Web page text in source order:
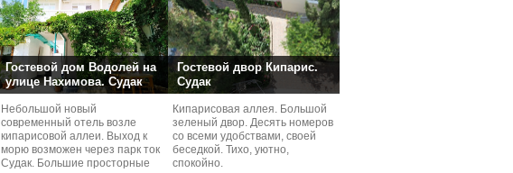
Гостевой дом Водолей на
улице Нахимова. Судак
Небольшой новый
современный отель возле
кипарисовой аллеи. Выход к
морю возможен через парк ток
Судaк. Большие просторные
Гостевой двор Кипарис.
Судак
Кипарисовая аллея. Большой
зеленый двор. Десять номеров
со всеми удобствами, своей
беседкой. Тихо, уютно,
спокойно.